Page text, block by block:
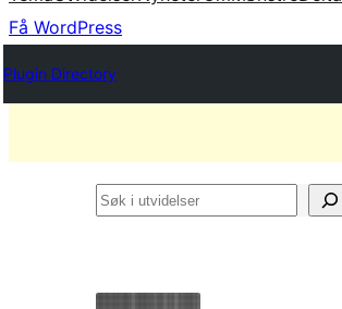
Få WordPress
Plugin Directory
Søk